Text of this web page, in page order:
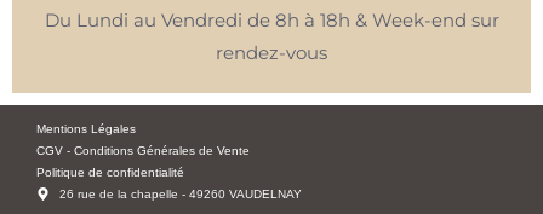
Du Lundi au Vendredi de 8h à 18h & Week-end sur
rendez-vous
Mentions Légales
CGV - Conditions Générales de Vente
Politique de confidentialité
26 rue de la chapelle - 49260 VAUDELNAY